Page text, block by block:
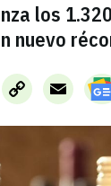
los
nuevo
Copy
Link
Email